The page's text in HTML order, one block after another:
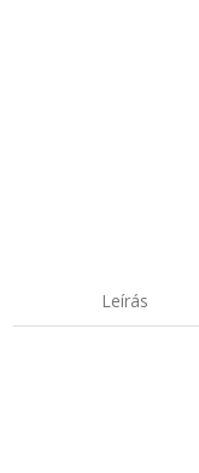
Leírás